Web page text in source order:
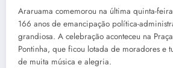
Araruama comemorou na última quinta-
166 anos de emancipação política-
grandiosa. A celebração aconteceu na
Pontinha, que ficou lotada de moradores e
de muita música e alegria.